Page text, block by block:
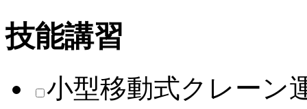
技能講習
小型移動式クレーン